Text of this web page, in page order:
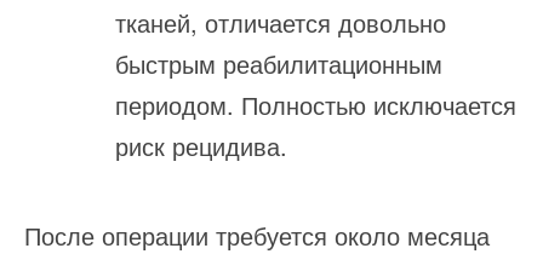
тканей, отличается довольно
быстрым реабилитационным
периодом. Полностью исключается
риск рецидива.
После операции требуется около месяца